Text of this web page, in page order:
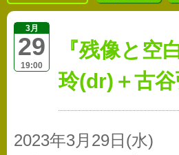
3月
29
19:00
『残像と空
玲(dr)＋古
2023年3月29日(水)